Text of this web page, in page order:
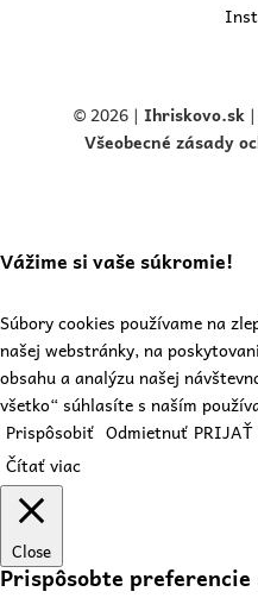
© 2026 | Ihriskovo.sk|
Všeobecné zásady
Vážime si vaše súkromie!
Súbory cookies používame na
našej webstránky, na
obsahu a analýzu našej
všetko“ súhlasíte s naším
Prispôsobiť Odmietnuť PRIJAŤ
Čítať viac
Close
Prispôsobte